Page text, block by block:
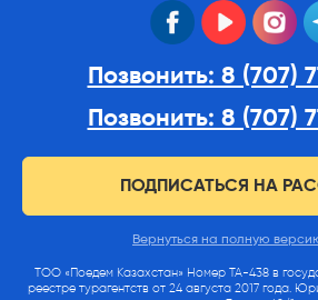
facebook youtube
Позвонить: 8 (707)
Позвонить: 8 (707)
ПОДПИСАТЬСЯ НА
Вернуться на полную
ТОО «Поедем Казахстан» Номер ТА-438 в
реестре турагентств от 24 августа 2017 года.